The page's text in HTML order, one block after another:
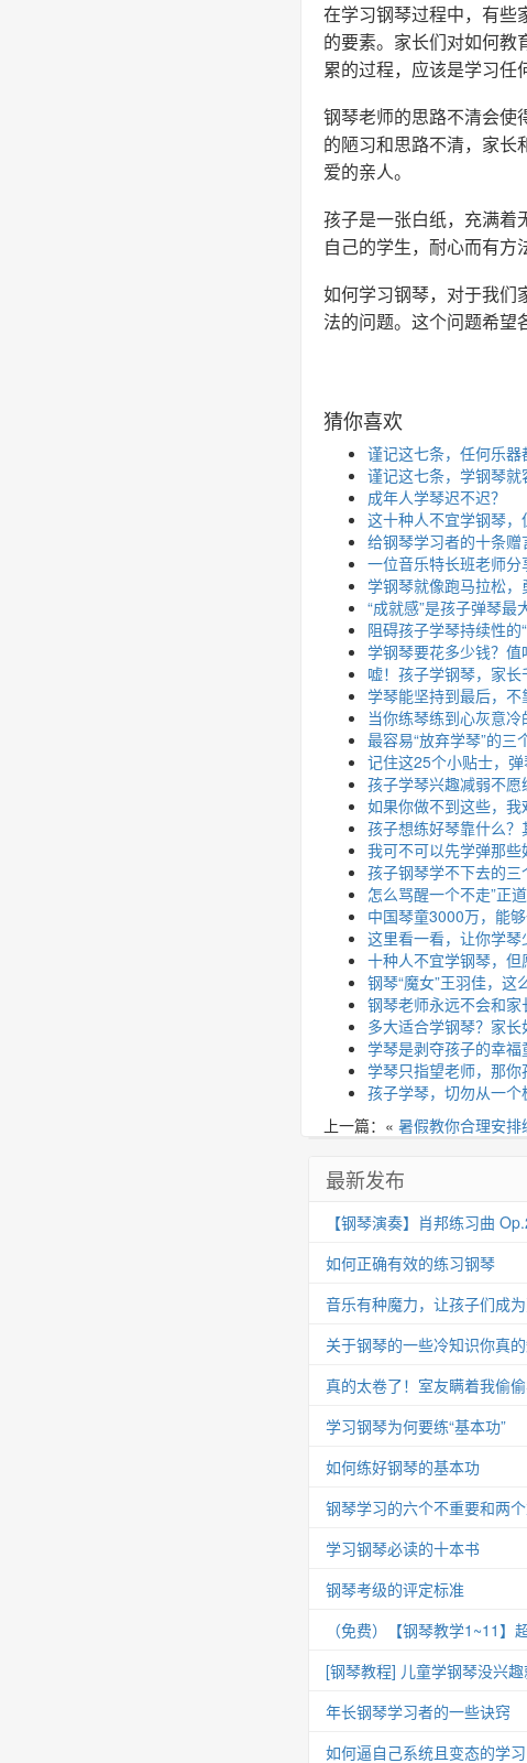
在学习钢琴过程中，有些
的要素。家长们对如何教
累的过程，应该是学习任
钢琴老师的思路不清会使
的陋习和思路不清，家长
爱的亲人。
孩子是一张白纸，充满着
自己的学生，耐心而有方
如何学习钢琴，对于我们
法的问题。这个问题希望
猜你喜欢
谨记这七条，任何乐器
谨记这七条，学钢琴就
成年人学琴迟不迟？
这十种人不宜学钢琴，
给钢琴学习者的十条赠
一位音乐特长班老师
学钢琴就像跑马拉松
“成就感”是孩子弹琴最
阻碍孩子学琴持续性的
学钢琴要花多少钱？值
嘘！孩子学钢琴，家长
学琴能坚持到最后，不
当你练琴练到心灰意
最容易“放弃学琴”的三
记住这25个小贴士，弹
孩子学琴兴趣减弱不愿
如果你做不到这些，
孩子想练好琴靠什么？
我可不可以先学弹那些
孩子钢琴学不下去的三
怎么骂醒一个不走”正
中国琴童3000万，能
这里看一看，让你学
十种人不宜学钢琴，但
钢琴“魔女”王羽佳，这
钢琴老师永远不会和
多大适合学钢琴？家长
学琴是剥夺孩子的幸福
学琴只指望老师，那你
孩子学琴，切勿从一个
上一篇：« 暑假教你合理安排
最新发布
【钢琴演奏】肖邦练习曲
如何正确有效的练习钢琴
音乐有种魔力，让孩子们成为
关于钢琴的一些冷知识你真
真的太卷了！室友瞒着我偷
学习钢琴为何要练“基本功”
如何练好钢琴的基本功
钢琴学习的六个不重要和两
学习钢琴必读的十本书
钢琴考级的评定标准
（免费）【钢琴教学1~11
[钢琴教程] 儿童学钢琴没兴
年长钢琴学习者的一些诀窍
如何逼自己系统且变态的学